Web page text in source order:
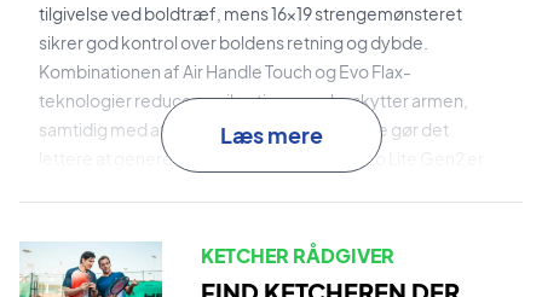
tilgivelse ved boldtræf, mens 16x19 strengemønsteret
sikrer god kontrol over boldens retning og dybde.
Kombinationen af Air Handle Touch og Evo Flax-
teknologier reducerer vibrationer og beskytter armen,
samtidig med at den aerodynamiske ramme gør det
lettere at generere spin på bolden. Evo Aero Lite Gen2 er
slagkraft.
Læs mere
KETCHER RÅDGIVER